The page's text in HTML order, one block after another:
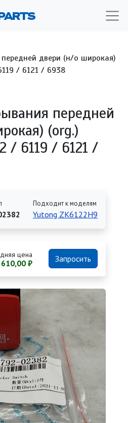
двери (н/о широкая)
/ 6121 / 6938
передней
(org.)
/ 6119 / 6121 /
Подходит к моделям
Yutong ZK6122H9
цена
610,00 ₽ Запросить